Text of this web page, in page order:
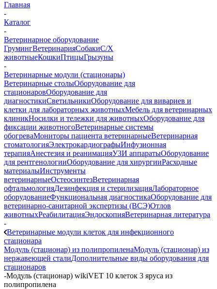
Главная
-
Каталог
-
Ветеринарное оборудование
ГрумингВетеринарияСобакиС/Х
животныеКошкиПтицыГрызуны
-
Ветеринарные модули (стационары)
Ветеринарные столыОборудование для
стационаровОборудование для
диагностикиСветильникиОборудование для вивариев и
клетки для лабораторных животныхМебель для ветеринарных
клиникНосилки и тележки для животныхОборудование для
фиксации животногоВетеринарные системы
обогреваМониторы пациента ветеринарныеВетеринарная
стоматологияЭлектрокардиографыИнфузионная
терапияАнестезия и реанимацияУЗИ аппаратыОборудование
для рентгенологииОборудование для хирургииРасходные
материалыИнструменты
ветеринарныеОстеосинтезВетеринарная
офтальмологияДезинфекция и стерилизацияЛабораторное
оборудованиеФункциональная диагностикаОборудование для
ветеринарно-санитарной экспертизы (ВСЭ)Отлов
животныхРеабилитацияЭндоскопияВетеринарная литература
-
Ветеринарные модули клеток для инфекционного
стационара
Модуль (стационар) из полипропиленаМодуль (стационар) из
нержавеющей сталиДополнительные виды оборудования для
стационаров
-Модуль (стационар) wikiVET 10 клеток 3 яруса из
полипропилена